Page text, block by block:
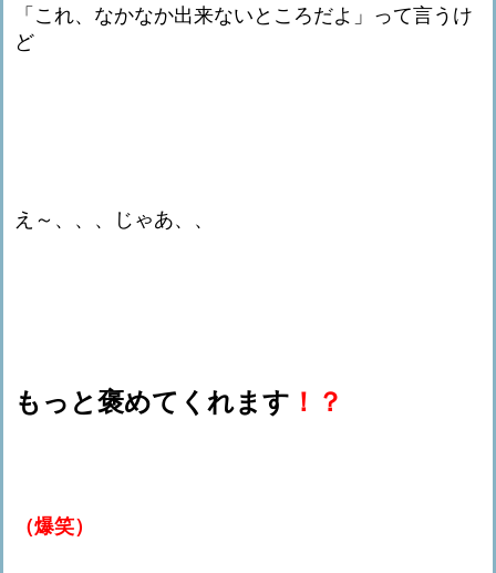
「これ、なかなか出来ないところだよ」って言うけ
ど
え～、、、じゃあ、、
もっと褒めてくれます ！？
（爆笑）